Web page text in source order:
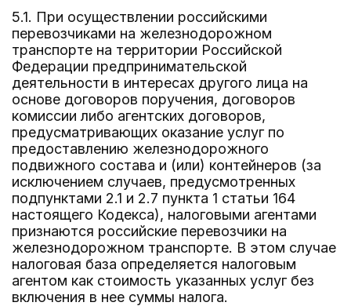
5.1. При осуществлении российскими
перевозчиками на железнодорожном
транспорте на территории Российской
Федерации предпринимательской
деятельности в интересах другого лица на
основе договоров поручения, договоров
комиссии либо агентских договоров,
предусматривающих оказание услуг по
предоставлению железнодорожного
подвижного состава и (или) контейнеров (за
исключением случаев, предусмотренных
подпунктами 2.1 и 2.7 пункта 1 статьи 164
настоящего Кодекса), налоговыми агентами
признаются российские перевозчики на
железнодорожном транспорте. В этом случае
налоговая база определяется налоговым
агентом как стоимость указанных услуг без
включения в нее суммы налога.